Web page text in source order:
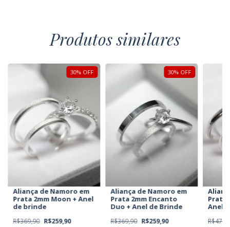
Produtos similares
30% OFF
Aliança de Namoro em
Prata 2mm Moon + Anel
de brinde
R$369,90 R$259,90
30% OFF
Aliança de Namoro em
Prata 2mm Encanto
Duo + Anel de Brinde
R$369,90 R$259,90
Prata
Anel